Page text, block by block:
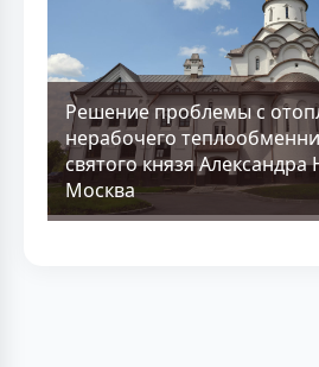
Решение проблемы с
нерабочего
святого князя Александра
Москва